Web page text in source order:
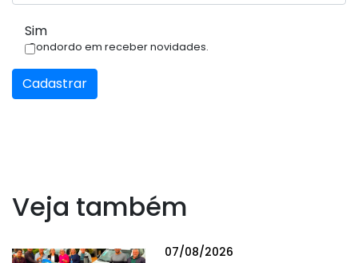
Sim
Condordo em receber novidades.
Cadastrar
Veja também
07/08/2026